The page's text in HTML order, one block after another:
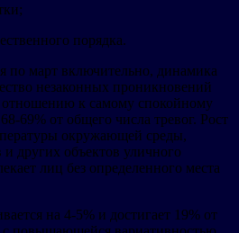
порядка.
по март включительно, динамика
незаконных проникновений
отношению к самому спокойному
69% от общего числа тревог. Рост
окружающей среды,
других объектов уличного
лиц без определенного места
на 4-5% и достигает 19% от